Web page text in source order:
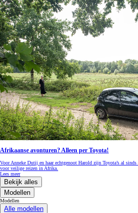
Afrikaanse avonturen? Alleen per Toyota!
Voor Anneke Dutij en haar echtgenoot Harold zijn Toyota’s al sinds
voor veilige reizen in Afrika.
Lees meer
Bekijk alles
Modellen
Modellen
Alle modellen